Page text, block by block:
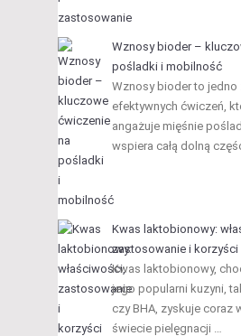
Wznosy bioder –
pośladki i mobilność
Wznosy bioder to jedno
efektywnych ćwiczeń,
angażuje mięśnie
wspiera całą dolną
Kwas laktobionowy:
zastosowanie i korzyści
Kwas laktobionowy,
jego popularni kuzyni,
czy BHA, zyskuje coraz
świecie pielęgnacji …